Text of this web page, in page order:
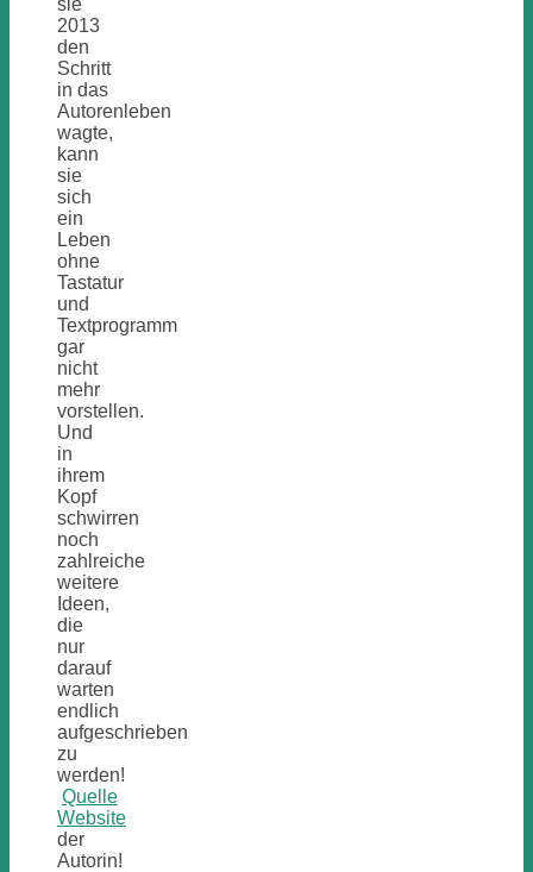
2013
den
Schritt
in das
Autorenleben
wagte,
kann
sie
sich
ein
Leben
ohne
Tastatur
und
Textprogramm
gar
nicht
mehr
vorstellen.
Und
in
ihrem
Kopf
schwirren
noch
zahlreiche
weitere
Ideen,
die
nur
darauf
warten
endlich
aufgeschrieben
zu
werden!
Quelle
Website
der
Autorin!